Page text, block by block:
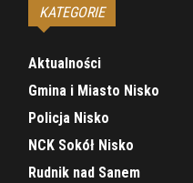
KATEGORIE
Aktualności
Gmina i Miasto Nisko
Policja Nisko
NCK Sokół Nisko
Rudnik nad Sanem